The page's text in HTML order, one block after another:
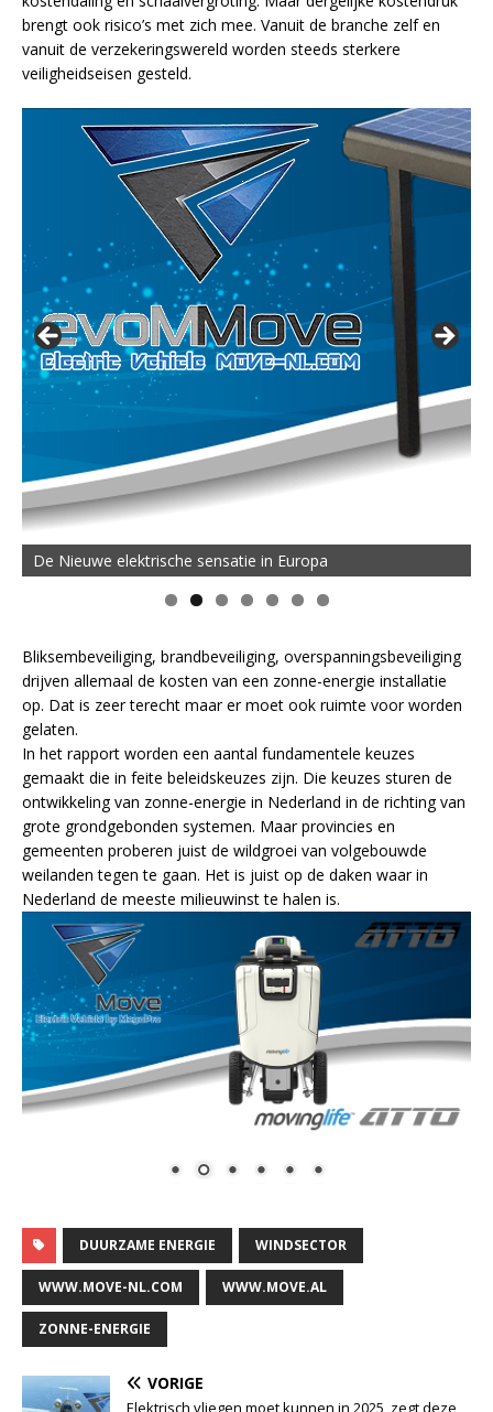
brengt ook risico’s met zich mee. Vanuit de branche zelf en
vanuit de verzekeringswereld worden steeds sterkere
veiligheidseisen gesteld.
De Nieuwe elektrische sensatie in Europa
Bliksembeveiliging, brandbeveiliging, overspanningsbeveiliging
drijven allemaal de kosten van een zonne-energie installatie
op. Dat is zeer terecht maar er moet ook ruimte voor worden
gelaten.
In het rapport worden een aantal fundamentele keuzes
gemaakt die in feite beleidskeuzes zijn. Die keuzes sturen de
ontwikkeling van zonne-energie in Nederland in de richting van
grote grondgebonden systemen. Maar provincies en
gemeenten proberen juist de wildgroei van volgebouwde
weilanden tegen te gaan. Het is juist op de daken waar in
Nederland de meeste milieuwinst te halen is.
DUURZAME ENERGIE WINDSECTOR
WWW.MOVE-NL.COM WWW.MOVE.AL
ZONNE-ENERGIE
VORIGE
Elektrisch vliegen moet kunnen in 2025, zegt deze